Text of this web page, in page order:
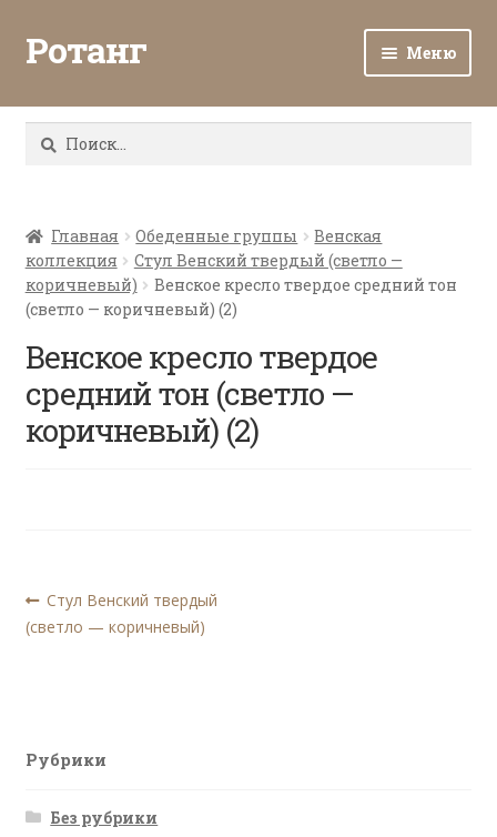
Ротанг Меню
Каталог
Все о ротанге
Контакты
Найти:
Главная Обеденные группы
Венская
коллекция
Стул Венский твердый (светло —
коричневый)
Венское кресло твердое средний тон
(светло — коричневый) (2)
Венское кресло твердое
средний тон (светло —
коричневый) (2)
Навигация
по
Предыдущая
запись:
Стул Венский твердый
(светло — коричневый)
Рубрики
Без рубрики